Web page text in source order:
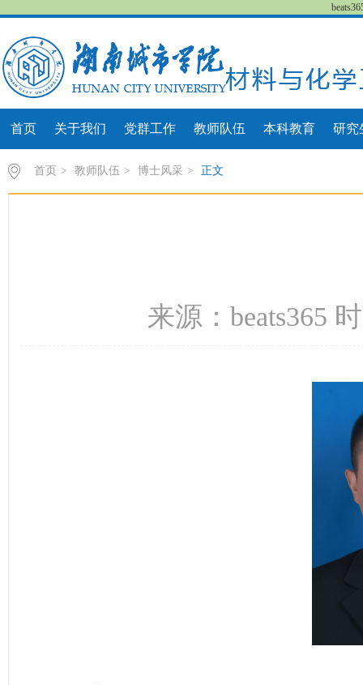
首页 关于我们 党群工作 教师队伍 本科教育 研究
首页 > 教师队伍 > 博士风采 > 正文
来源：beats365